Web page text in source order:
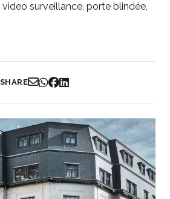
surveillance, porte blindée,
SHARE
Partager par Email
Partager sur WhatsApp
Partager sur Facebook
Partager sur LinkedIn